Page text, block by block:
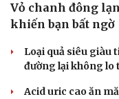
Vỏ chanh đông
khiến bạn bất ngờ
Loại quả siêu giàu
đường lại không lo
Acid uric cao ăn